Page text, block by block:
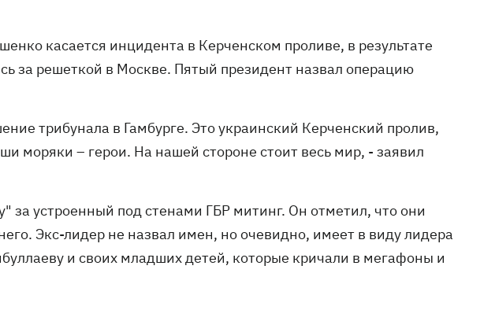
касается инцидента в Керченском проливе, в результате
за решеткой в Москве. Пятый президент назвал операцию
трибунала в Гамбурге. Это украинский Керченский пролив,
моряки – герои. На нашей стороне стоит весь мир, - заявил
за устроенный под стенами ГБР митинг. Он отметил, что они
Экс-лидер не назвал имен, но очевидно, имеет в виду лидера
и своих младших детей, которые кричали в мегафоны и